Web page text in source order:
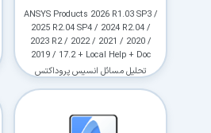
ANSYS Products 2026 R1.03 SP3 /
2025 R2.04 SP4 / 2024 R2.04 /
2023 R2 / 2022 / 2021 / 2020 /
2019 / 17.2 + Local Help + Doc
تحلیل مسائل انسیس پروداکتس